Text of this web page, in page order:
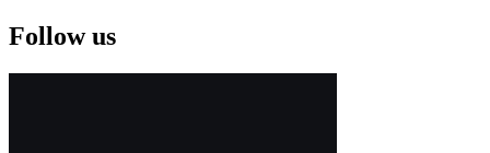
Follow us